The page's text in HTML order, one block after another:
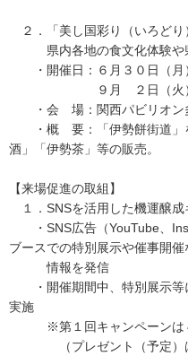
２．「美し国彩り（いろどり
県内各地の食文化体験や
・開催日：６月３０日（月
９月 ２日（火）から
・会 場：関西パビリオン
・概 要：「伊勢餅街道」
酒」「伊勢茶」等の販売。
【来場促進の取組】
１．SNSを活用した機運醸成
・SNS広告（YouTube、
ブースでの特別展示や催事開催
情報を発信
・開催期間中、特別展示等
実施
※第１回キャンペーンは４
（プレゼント（予定）は